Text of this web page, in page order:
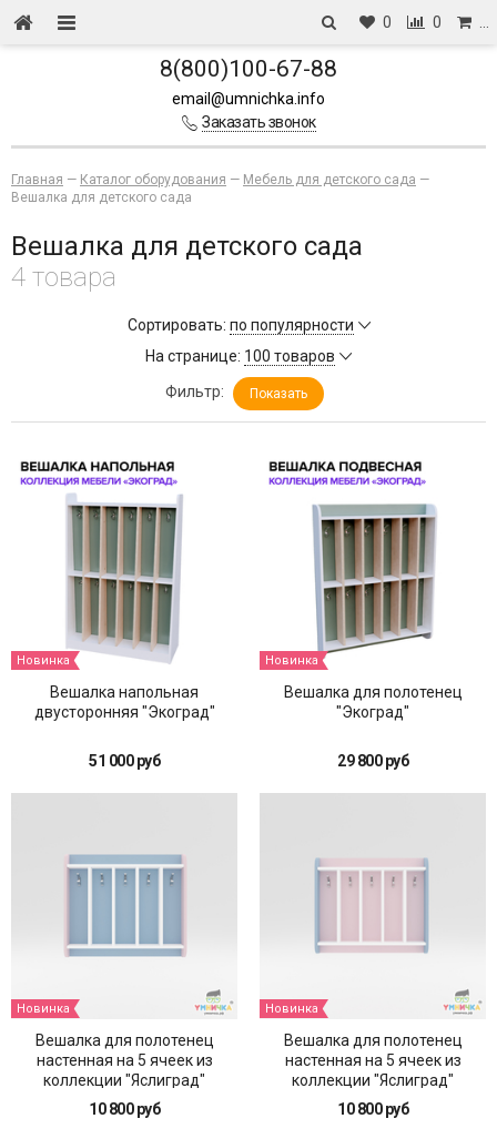
0 0
8(800)100-67-88
email@umnichka.info
Заказать звонок
Главная — Каталог оборудования — Мебель для детского сада —
Вешалка для детского сада
Вешалка для детского сада
4 товара
Сортировать: по популярности
На странице: 100 товаров
Фильтр: Показать
Новинка
Вешалка напольная
двусторонняя "Экоград"
51 000 руб
Новинка
Вешалка для полотенец
"Экоград"
29 800 руб
Новинка
Вешалка для полотенец
настенная на 5 ячеек из
коллекции "Яслиград"
(розовые боковины)
10 800 руб
Новинка
Вешалка для полотенец
настенная на 5 ячеек из
коллекции "Яслиград"
(голубые боковины)
10 800 руб